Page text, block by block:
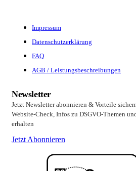
Impressum
Datenschutzerklärung
FAQ
AGB / Leistungsbeschreibungen
Newsletter
Jetzt Newsletter abonnieren & Vorteile
Website-Check, Infos zu DSGVO-Themen
erhalten
Jetzt Abonnieren